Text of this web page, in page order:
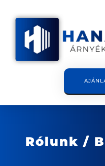
Rólunk /